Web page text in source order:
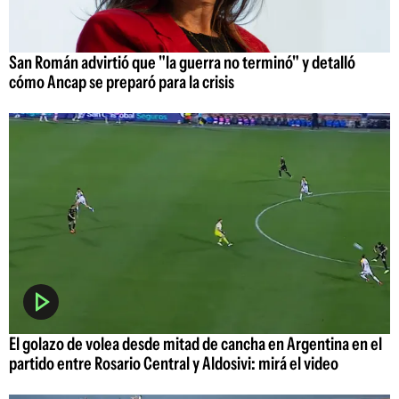
San Román advirtió que "la guerra no terminó" y detalló
cómo Ancap se preparó para la crisis
El golazo de volea desde mitad de cancha en Argentina en el
partido entre Rosario Central y Aldosivi: mirá el video